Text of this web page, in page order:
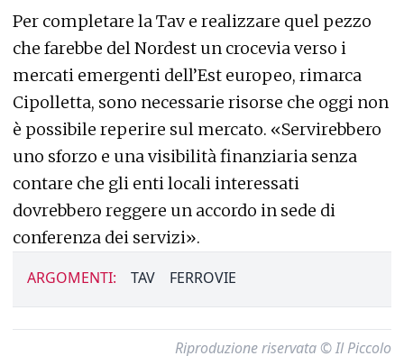
Per completare la Tav e realizzare quel pezzo
che farebbe del Nordest un crocevia verso i
mercati emergenti dell’Est europeo, rimarca
Cipolletta, sono necessarie risorse che oggi non
è possibile reperire sul mercato. «Servirebbero
uno sforzo e una visibilità finanziaria senza
contare che gli enti locali interessati
dovrebbero reggere un accordo in sede di
conferenza dei servizi».
ARGOMENTI: TAV FERROVIE
Riproduzione riservata © Il Piccolo